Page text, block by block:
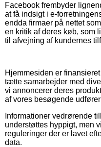
Facebook frembyder
at få indsigt i e-
endda firmaer på nettet
en kritik af deres køb, som
til afvejning af kundernes
Hjemmesiden er
tætte samarbejder med
vi annoncerer deres
af vores besøgende
Informationer vedrørende
understøttes hyppigt, men
reguleringer der er lavet
data.